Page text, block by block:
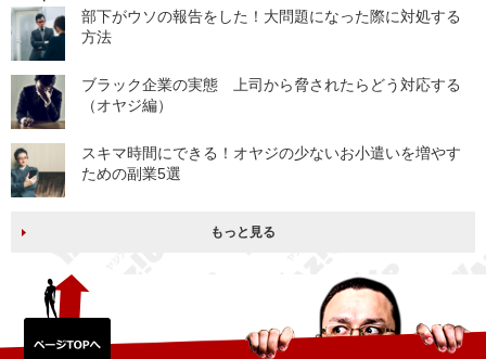
部下がウソの報告をした！大問題になった際に対処する
方法
ブラック企業の実態 上司から脅されたらどう対応する
（オヤジ編）
スキマ時間にできる！オヤジの少ないお小遣いを増やす
ための副業5選
もっと見る